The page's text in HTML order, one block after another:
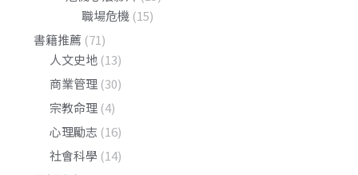
職場危機 (15)
書籍推薦 (71)
人文史地 (13)
商業管理 (30)
宗教命理 (4)
心理勵志 (16)
社會科學 (14)